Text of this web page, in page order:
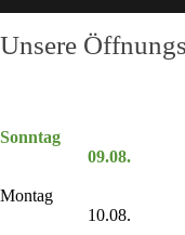
Unsere
Sonntag
09.08.
Montag
10.08.